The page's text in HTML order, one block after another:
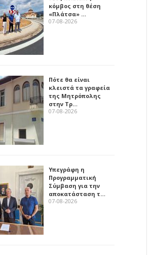
κόμβος στη θέση
«Πλάτσα» …
07-08-2026
Πότε θα είναι
κλειστά τα γραφεία
της Μητρόπολης
στην Τρ…
07-08-2026
Υπεγράφη η
Προγραμματική
Σύμβαση για την
αποκατάσταση τ…
07-08-2026